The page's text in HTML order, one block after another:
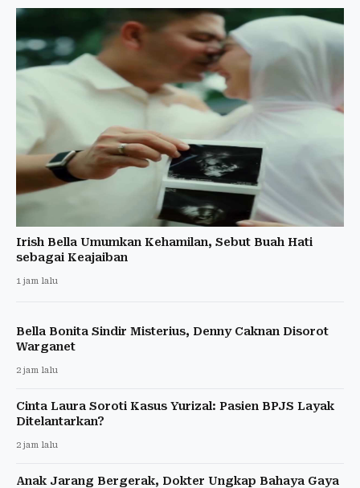
Irish Bella Umumkan Kehamilan, Sebut Buah Hati
sebagai Keajaiban
1 jam lalu
Bella Bonita Sindir Misterius, Denny Caknan Disorot
Warganet
2 jam lalu
Cinta Laura Soroti Kasus Yurizal: Pasien BPJS Layak
Ditelantarkan?
2 jam lalu
Anak Jarang Bergerak, Dokter Ungkap Bahaya Gaya